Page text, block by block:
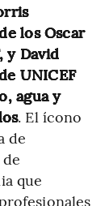
los Oscar
y David
UNICEF
agua y
. El ícono
de
que